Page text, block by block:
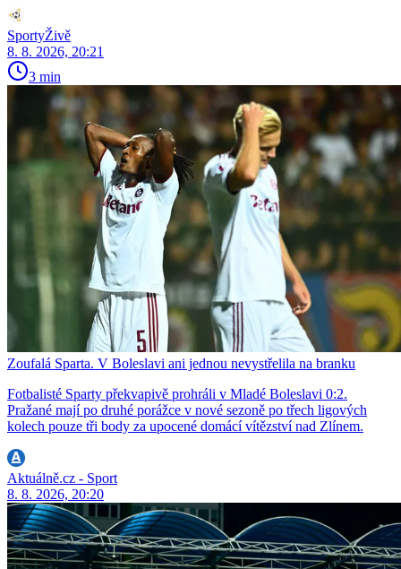
SportyŽivě
8. 8. 2026, 20:21
3 min
Zoufalá Sparta. V Boleslavi ani jednou nevystřelila na branku
Fotbalisté Sparty překvapivě prohráli v Mladé Boleslavi 0:2.
Pražané mají po druhé porážce v nové sezoně po třech ligových
kolech pouze tři body za upocené domácí vítězství nad Zlínem.
Aktuálně.cz - Sport
8. 8. 2026, 20:20